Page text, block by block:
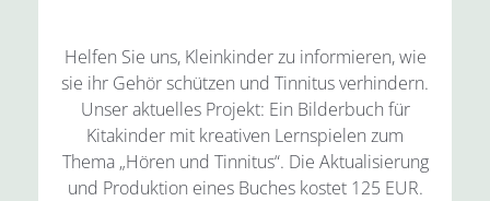
Helfen Sie uns, Kleinkinder zu informieren, wie
sie ihr Gehör schützen und Tinnitus verhindern.
Unser aktuelles Projekt: Ein Bilderbuch für
Kitakinder mit kreativen Lernspielen zum
Thema „Hören und Tinnitus“. Die Aktualisierung
und Produktion eines Buches kostet 125 EUR.